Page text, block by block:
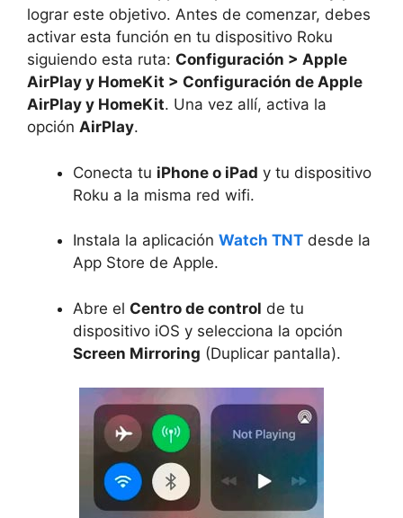
lograr este objetivo. Antes de comenzar, debes
activar esta función en tu dispositivo Roku
siguiendo esta ruta: Configuración > Apple
AirPlay y HomeKit > Configuración de Apple
AirPlay y HomeKit. Una vez allí, activa la
opción AirPlay.
Conecta tu iPhone o iPad y tu dispositivo
Roku a la misma red wifi.
Instala la aplicación Watch TNT desde la
App Store de Apple.
Abre el Centro de control de tu
dispositivo iOS y selecciona la opción
Screen Mirroring (Duplicar pantalla).